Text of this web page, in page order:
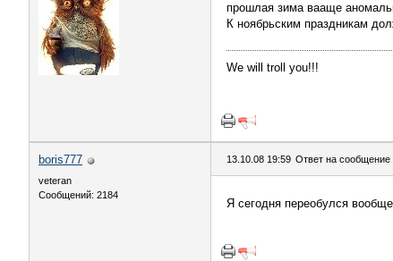
прошлая зима вааще
К ноябрьским праздникам
We will troll you!!!
boris777
veteran
Сообщений: 2184
13.10.08 19:59 Ответ на сообщение
Я сегодня переобулся